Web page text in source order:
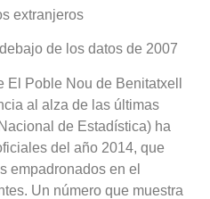
extranjeros
de los datos de 2007
Poble Nou de Benitatxell
al alza de las últimas
de Estadística) ha
del año 2014, que
empadronados en el
Un número que muestra